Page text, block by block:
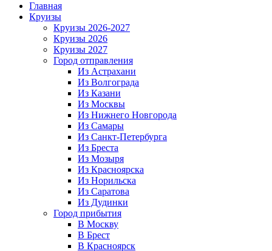
Главная
Круизы
Круизы 2026-2027
Круизы 2026
Круизы 2027
Город отправления
Из Астрахани
Из Волгограда
Из Казани
Из Москвы
Из Нижнего Новгорода
Из Самары
Из Санкт-Петербурга
Из Бреста
Из Мозыря
Из Красноярска
Из Норильска
Из Саратова
Из Дудинки
Город прибытия
В Москву
В Брест
В Красноярск